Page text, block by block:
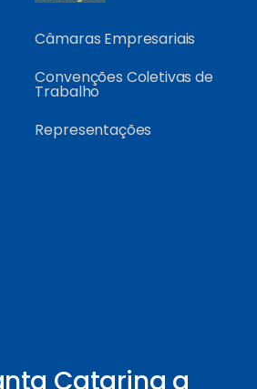
Câmaras Empresariais
Convenções Coletivas de
Trabalho
Representações
Catarina a